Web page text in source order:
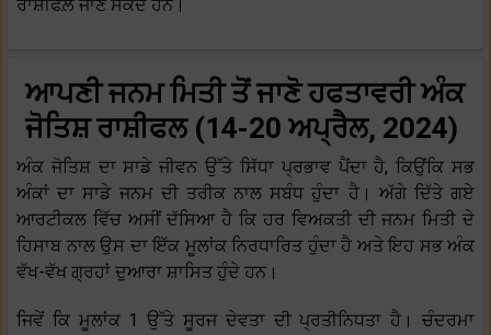
ਰਾਸ਼ੀਫਲ਼ ਜਾਣ ਸਕਦੇ ਹਨ।
ਆਪਣੀ ਜਨਮ ਮਿਤੀ ਤੋਂ ਜਾਣੋ ਹਫਤਾਵਰੀ ਅੰਕ
ਜੋਤਿਸ਼ ਰਾਸ਼ੀਫਲ (14-20 ਅਪ੍ਰੈਲ, 2024)
ਅੰਕ ਜੋਤਿਸ਼ ਦਾ ਸਾਡੇ ਜੀਵਨ ਉੱਤੇ ਸਿੱਧਾ ਪ੍ਰਭਾਵ ਪੈਂਦਾ ਹੈ, ਕਿਉਂਕਿ ਸਭ
ਅੰਕਾਂ ਦਾ ਸਾਡੇ ਜਨਮ ਦੀ ਤਰੀਕ ਨਾਲ ਸਬੰਧ ਹੁੰਦਾ ਹੈ। ਅੱਗੇ ਦਿੱਤੇ ਗਏ
ਆਰਟੀਕਲ ਵਿੱਚ ਅਸੀਂ ਦੱਸਿਆ ਹੈ ਕਿ ਹਰ ਵਿਅਕਤੀ ਦੀ ਜਨਮ ਮਿਤੀ ਦੇ
ਹਿਸਾਬ ਨਾਲ ਉਸ ਦਾ ਇੱਕ ਮੂਲਾਂਕ ਨਿਰਧਾਰਿਤ ਹੁੰਦਾ ਹੈ ਅਤੇ ਇਹ ਸਭ ਅੰਕ
ਵੱਖ-ਵੱਖ ਗ੍ਰਹਾਂ ਦੁਆਰਾ ਸ਼ਾਸਿਤ ਹੁੰਦੇ ਹਨ।
ਜਿਵੇਂ ਕਿ ਮੂਲਾਂਕ 1 ਉੱਤੇ ਸੂਰਜ ਦੇਵਤਾ ਦੀ ਪ੍ਰਤੀਨਿਧਤਾ ਹੈ। ਚੰਦਰਮਾ